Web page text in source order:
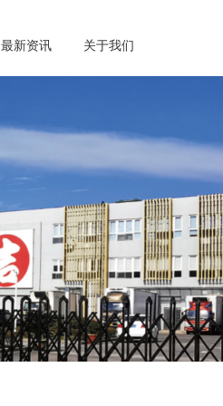
最新资讯 关于我们